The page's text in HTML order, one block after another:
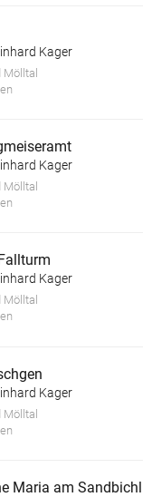
Kager
Kager
Kager
Kager
Mölltal
Maria am Sandbichl